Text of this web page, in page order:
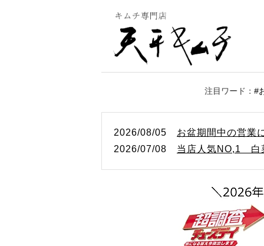
2026/08/05 お盆期間中の営業
2026/07/08 当店人気NO,1 白